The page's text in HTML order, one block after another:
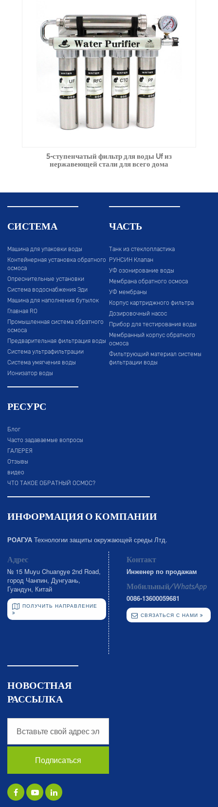
5-ступенчатый фильтр для воды Uf из
нержавеющей стали для всего дома
СИСТЕМА
Машина для упаковки воды
Контейнерная установка обратного
осмоса
Опреснительные установки
Система водоснабжения Эди
Машина для наполнения бутылок
Главная RO
Промышленная система обратного
осмоса
Предварительная фильтрация воды
Система ультрафильтрации
Система умягчения воды
Ионизатор воды
ЧАСТЬ
Танк из стеклопластика
РУНСИН Клапан
УФ озонирование воды
Мембрана обратного осмоса
УФ мембраны
Корпус картриджного фильтра
Дозировочный насос
Прибор для тестирования воды
Мембранный корпус обратного
осмоса
Фильтрующий материал системы
фильтрации воды
РЕСУРС
Блог
Часто задаваемые вопросы
ГАЛЕРЕЯ
Отзывы
видео
ЧТО ТАКОЕ ОБРАТНЫЙ ОСМОС?
ИНФОРМАЦИЯ О КОМПАНИИ
РОАГУА Технологии защиты окружающей среды Лтд.
Адрес
№ 15 Muyu Chuangye 2nd Road,
город Чанпин, Дунгуань,
Гуандун, Китай
ПОЛУЧИТЬ НАПРАВЛЕНИЕ
Контакт
Инженер по продажам
Мобильный/WhatsApp
0086-13600059681
СВЯЗАТЬСЯ С НАМИ
НОВОСТНАЯ
РАССЫЛКА